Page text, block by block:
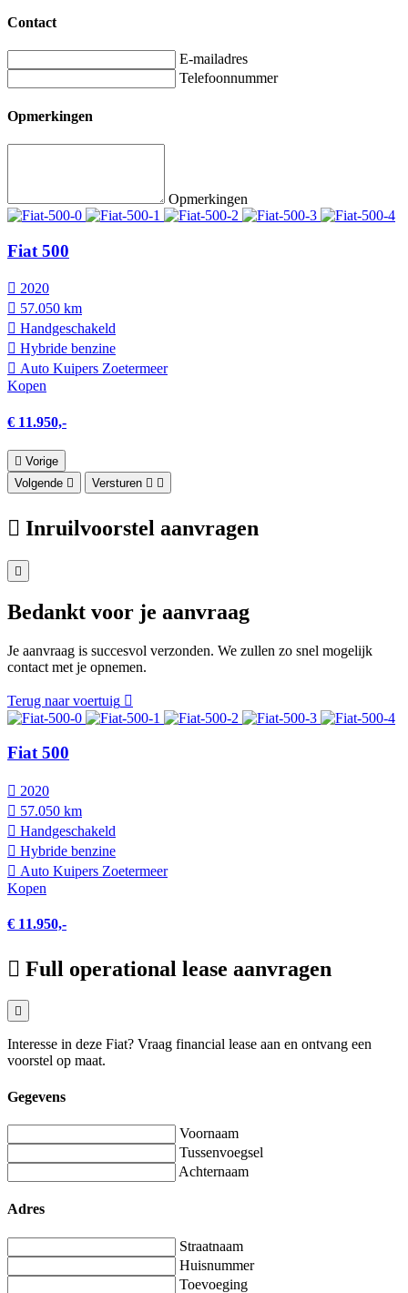
Contact
E-mailadres
Telefoonnummer
Opmerkingen
Opmerkingen
Fiat 500
2020
57.050 km
Hand­geschakeld
Hybride benzine
Auto Kuipers Zoetermeer
Kopen
€ 11.950,-
Vorige
Volgende
Versturen
Inruilvoorstel aanvragen
Bedankt voor je aanvraag
Je aanvraag is succesvol verzonden. We zullen zo snel mogelijk
contact met je opnemen.
Terug naar voertuig
Fiat 500
2020
57.050 km
Hand­geschakeld
Hybride benzine
Auto Kuipers Zoetermeer
Kopen
€ 11.950,-
Full operational lease aanvragen
Interesse in deze Fiat? Vraag financial lease aan en ontvang een
voorstel op maat.
Gegevens
Voornaam
Tussenvoegsel
Achternaam
Adres
Straatnaam
Huisnummer
Toevoeging